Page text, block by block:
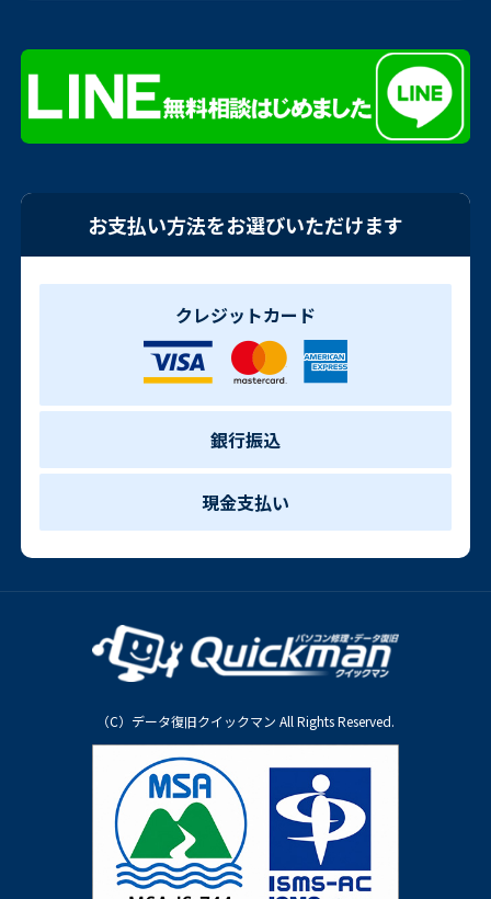
お支払い方法をお選びいただけます
クレジットカード
銀行振込
現金支払い
（C）データ復旧クイックマン All Rights Reserved.